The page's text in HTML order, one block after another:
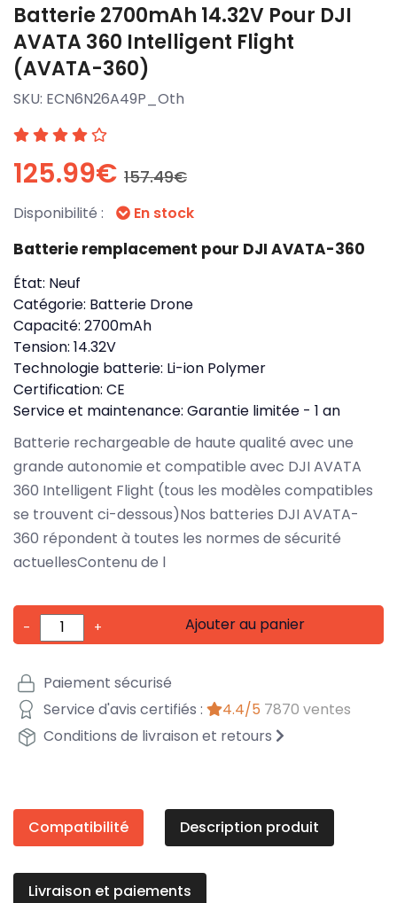
Batterie 2700mAh 14.32V Pour DJI
AVATA 360 Intelligent Flight
(AVATA-360)
SKU: ECN6N26A49P_Oth
125.99€ 157.49€
Disponibilité : En stock
Batterie remplacement pour DJI AVATA-360
État: Neuf
Catégorie: Batterie Drone
Capacité: 2700mAh
Tension: 14.32V
Technologie batterie: Li-ion Polymer
Certification: CE
Service et maintenance: Garantie limitée - 1 an
Batterie rechargeable de haute qualité avec une
grande autonomie et compatible avec DJI AVATA
360 Intelligent Flight (tous les modèles compatibles
se trouvent ci-dessous)Nos batteries DJI AVATA-
360 répondent à toutes les normes de sécurité
actuellesContenu de l
- + Ajouter au panier
Paiement sécurisé
Service d'avis certifiés :
4.4/5 7870 ventes
Conditions de livraison et retours
Compatibilité Description produit
Livraison et paiements